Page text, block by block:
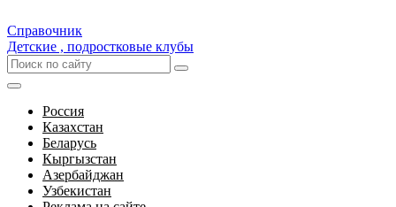
Справочник
Детские , подростковые клубы
Россия
Казахстан
Беларусь
Кыргызстан
Азербайджан
Узбекистан